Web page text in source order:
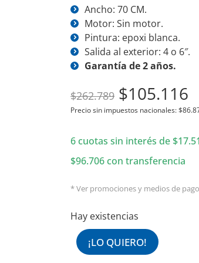
Ancho: 70 CM.
Motor: Sin motor.
Pintura: epoxi blanca.
Salida al exterior: 4 o 6″.
Garantía de 2 años.
$262.789 El
precio
era:
$262.789.
$105.116
Precio sin impuestos nacionales:$
6 cuotas sin interés de $
$96.706con transferencia
* Ver promociones y medios de
Hay existencias
¡LO QUIERO!